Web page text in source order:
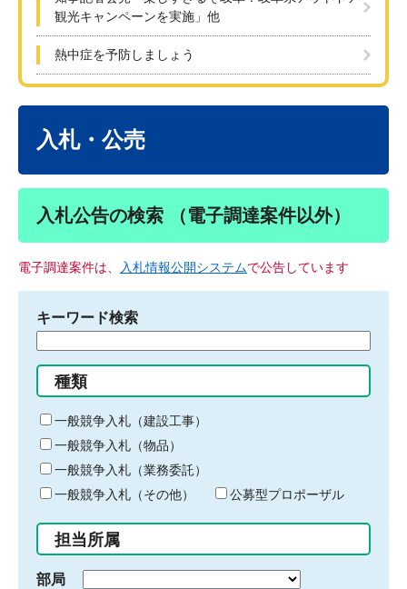
観光キャンペーンを実施」他
熱中症を予防しましょう
入札・公売
入札公告の検索 （電子調達案件以外）
電子調達案件は、 入札情報公開システムで公告しています
キーワード検索
る
キ
ー
ワ
ー
ド
入
力
種類
一般競争入札（建設工事）
一般競争入札（物品）
一般競争入札（業務委託）
一般競争入札（その他）
公募型プロポーザル
担当所属
部局